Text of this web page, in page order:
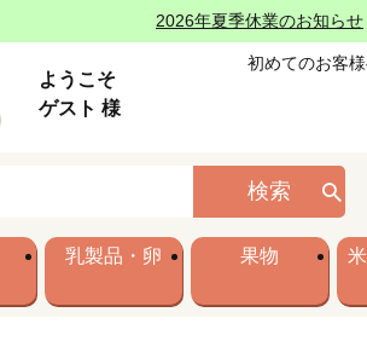
2026年夏季休業のお知らせ
ようこそ
ゲスト 様
初めてのお客
検索
乳製品・卵 果物